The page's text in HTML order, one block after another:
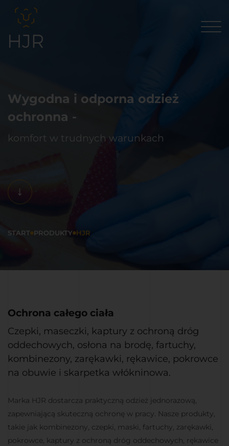
Wygodna i odporna odzież
ochronna -
komfort w trudnych warunkach
START PRODUKTY HJR
Ochrona całego ciała
Czepki, maseczki, kaptury z ochroną dróg
oddechowych, osłona na brodę, fartuchy,
kombinezony, zarękawki, rękawice, pokrowce
na obuwie i skarpetka włókninowa.
Marka HJR dostarcza praktyczną odzież jednorazową,
zapewniającą skuteczną ochronę w pracy. Nasze produkty,
takie jak kombinezony, czepki, maski, fartuchy, zarękawki,
pokrowce, kaptury z ochroną dróg oddechowych, rękawice